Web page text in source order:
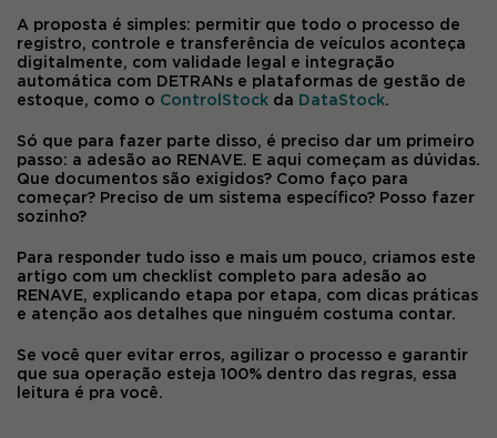
A proposta é simples: permitir que todo o processo de
registro, controle e transferência de veículos aconteça
digitalmente, com validade legal e integração
automática com DETRANs e plataformas de gestão de
estoque, como o ControlStock da DataStock.
Só que para fazer parte disso, é preciso dar um primeiro
passo: a adesão ao RENAVE. E aqui começam as dúvidas.
Que documentos são exigidos? Como faço para
começar? Preciso de um sistema específico? Posso fazer
sozinho?
Para responder tudo isso e mais um pouco, criamos este
artigo com um checklist completo para adesão ao
RENAVE, explicando etapa por etapa, com dicas práticas
e atenção aos detalhes que ninguém costuma contar.
Se você quer evitar erros, agilizar o processo e garantir
que sua operação esteja 100% dentro das regras, essa
leitura é pra você.